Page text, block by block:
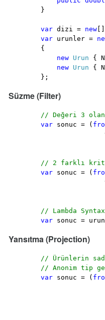
        }
var dizi = new
var urunler =
        {
new Urun {
new Urun {
        };
Süzme (Filter)
// Değeri 3
var sonuc = (
// 2 farklı
var sonuc = (
// Lambda Syntax
var sonuc =
Yansıtma (Projection)
// Ürünlerin
// Anonim tip
var sonuc = (